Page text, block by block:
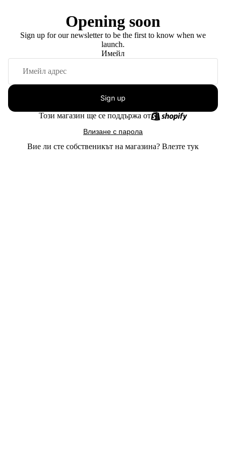
Opening soon
Sign up for our newsletter to be the first to know when we
launch.
Имейл
Sign up
Този магазин ще се поддържа от
Влизане с парола
Вие ли сте собственикът на магазина? Влезте тук